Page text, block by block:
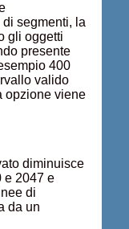
di segmenti, la
gli oggetti
presente
400
valido
opzione viene
diminuisce
e 2047 e
di
da un